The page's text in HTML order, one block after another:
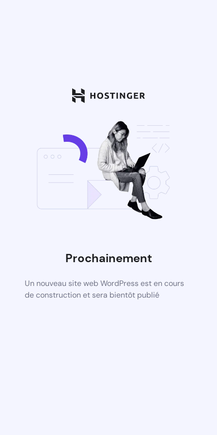
Prochainement
Un nouveau site web WordPress est en cours
de construction et sera bientôt publié